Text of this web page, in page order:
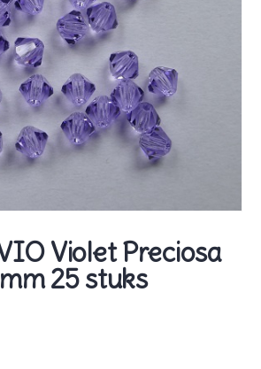
Violet Preciosa
25 stuks